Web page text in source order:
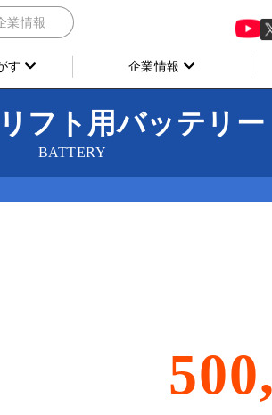
業情報
す 企業情報
フト用バッテリー
BATTERY